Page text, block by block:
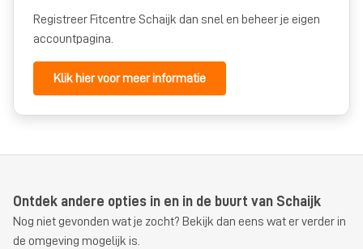
Registreer Fitcentre Schaijk dan snel en beheer je eigen
accountpagina.
Klik hier voor meer informatie
Ontdek andere opties in en in de buurt van Schaijk
Nog niet gevonden wat je zocht? Bekijk dan eens wat er verder in
de omgeving mogelijk is.